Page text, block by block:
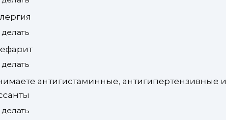
антигистаминные, антигипертензивные и